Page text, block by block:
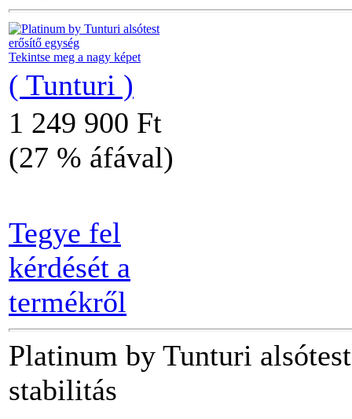
Tekintse meg a nagy képet
( Tunturi )
1 249 900 Ft
(27 % áfával)
Tegye fel
kérdését a
termékről
Platinum by Tunturi
stabilitás